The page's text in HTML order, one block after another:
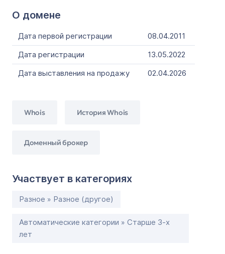
О домене
Дата первой регистрации
08.04.2011
Дата регистрации
13.05.2022
Дата выставления на продажу
02.04.2026
Whois История Whois
Доменный брокер
Участвует в категориях
Разное » Разное (другое)
Автоматические категории » Старше 3-х
лет